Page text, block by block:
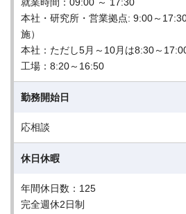
本社・研究所・営業拠点: 9:00～
施）
本社：ただし5月～10月は8:30～
工場：8:20～16:50
勤務開始日
応相談
休日休暇
年間休日数：125
完全週休2日制